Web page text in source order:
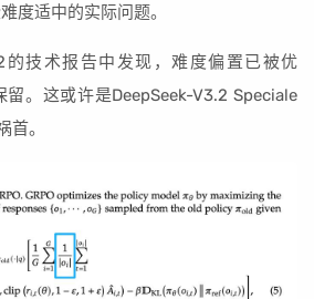
度适中的实际问题。
的技术报告中发现，难度偏置已被优
。这或许是DeepSeek-V3.2 Speciale
。